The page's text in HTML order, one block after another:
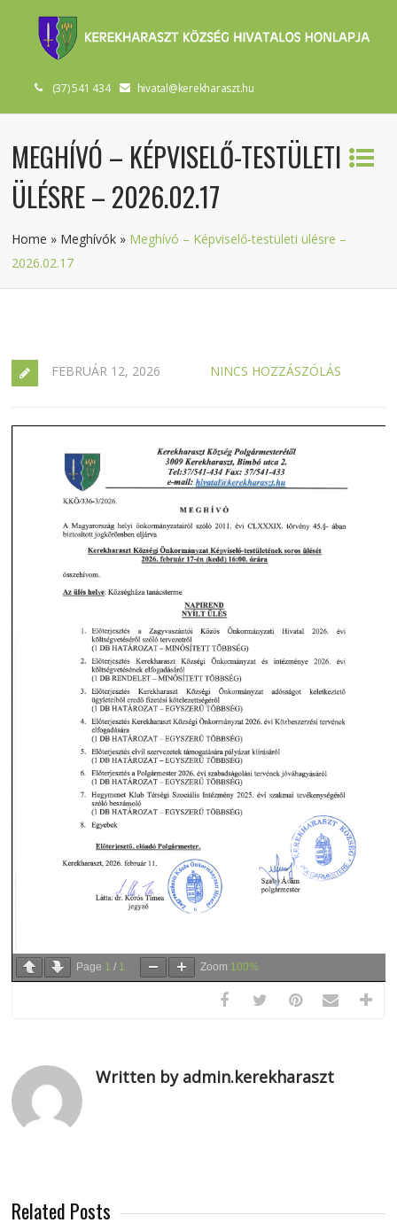
(37) 541 434 hivatal@kerekharaszt.hu
MEGHÍVÓ – KÉPVISELŐ-TESTÜLETI
ÜLÉSRE – 2026.02.17
Home » Meghívók » Meghívó – Képviselő-testületi ülésre –
2026.02.17
FEBRUÁR 12, 2026 NINCS HOZZÁSZÓLÁS
Page 1 / 1 Zoom 100%
Written by admin.kerekharaszt
Related Posts